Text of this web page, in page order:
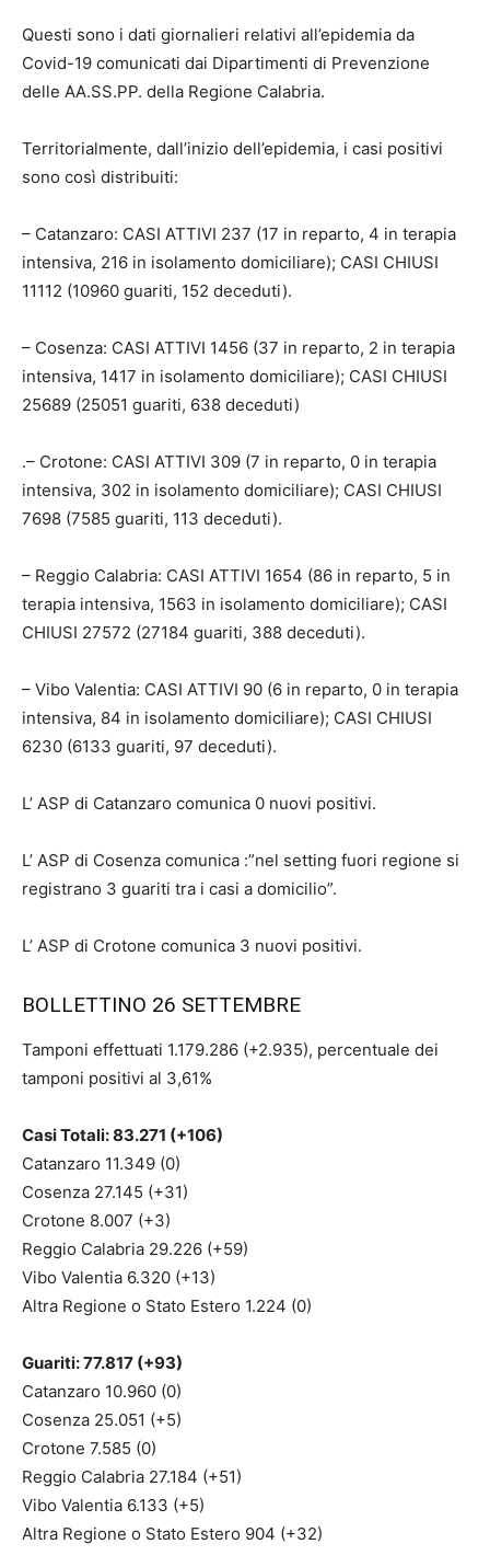
Questi sono i dati giornalieri relativi all’epidemia da
Covid-19 comunicati dai Dipartimenti di Prevenzione
delle AA.SS.PP. della Regione Calabria.
Territorialmente, dall’inizio dell’epidemia, i casi positivi
sono così distribuiti:
– Catanzaro: CASI ATTIVI 237 (17 in reparto, 4 in terapia
intensiva, 216 in isolamento domiciliare); CASI CHIUSI
11112 (10960 guariti, 152 deceduti).
– Cosenza: CASI ATTIVI 1456 (37 in reparto, 2 in terapia
intensiva, 1417 in isolamento domiciliare); CASI CHIUSI
25689 (25051 guariti, 638 deceduti)
.– Crotone: CASI ATTIVI 309 (7 in reparto, 0 in terapia
intensiva, 302 in isolamento domiciliare); CASI CHIUSI
7698 (7585 guariti, 113 deceduti).
– Reggio Calabria: CASI ATTIVI 1654 (86 in reparto, 5 in
terapia intensiva, 1563 in isolamento domiciliare); CASI
CHIUSI 27572 (27184 guariti, 388 deceduti).
– Vibo Valentia: CASI ATTIVI 90 (6 in reparto, 0 in terapia
intensiva, 84 in isolamento domiciliare); CASI CHIUSI
6230 (6133 guariti, 97 deceduti).
L’ ASP di Catanzaro comunica 0 nuovi positivi.
L’ ASP di Cosenza comunica :”nel setting fuori regione si
registrano 3 guariti tra i casi a domicilio”.
L’ ASP di Crotone comunica 3 nuovi positivi.
BOLLETTINO 26 SETTEMBRE
Tamponi effettuati 1.179.286 (+2.935), percentuale dei
tamponi positivi al 3,61%
Casi Totali: 83.271 (+106)
Catanzaro 11.349 (0)
Cosenza 27.145 (+31)
Crotone 8.007 (+3)
Reggio Calabria 29.226 (+59)
Vibo Valentia 6.320 (+13)
Altra Regione o Stato Estero 1.224 (0)
Guariti: 77.817 (+93)
Catanzaro 10.960 (0)
Cosenza 25.051 (+5)
Crotone 7.585 (0)
Reggio Calabria 27.184 (+51)
Vibo Valentia 6.133 (+5)
Altra Regione o Stato Estero 904 (+32)